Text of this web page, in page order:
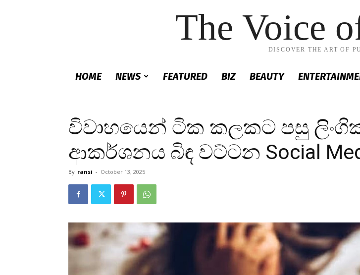
The Voice
DISCOVER THE ART OF
HOME NEWS FEATURED BIZ BEAUTY
විවාහයෙන් ටික කලකට පසු
ආකර්ශනය බිඳ වට්ටන Social
By ransi - October 13, 2025